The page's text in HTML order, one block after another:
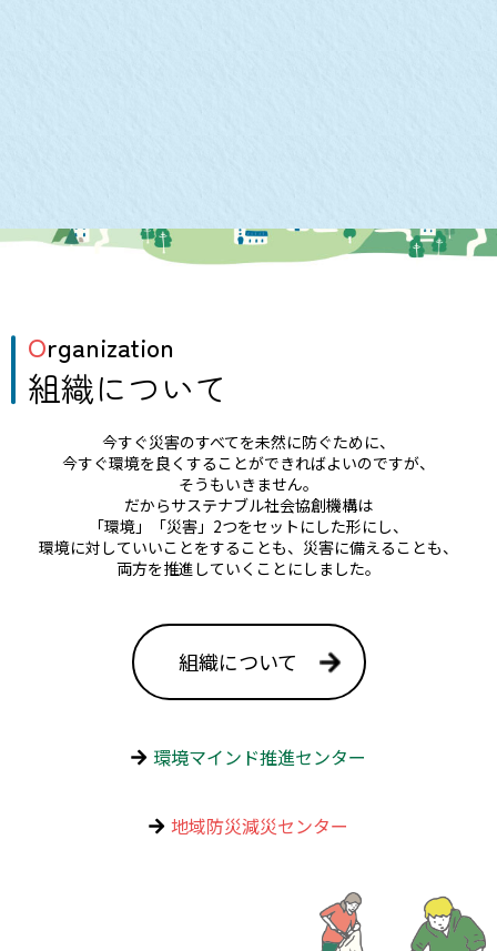
Organization
組織について
今すぐ災害のすべてを未然に防ぐために、
今すぐ環境を良くすることができればよいのですが、
そうもいきません。
だからサステナブル社会協創機構は
「環境」「災害」2つをセットにした形にし、
環境に対していいことをすることも、災害に備えることも、
両方を推進していくことにしました。
組織について
環境マインド推進センター
地域防災減災センター